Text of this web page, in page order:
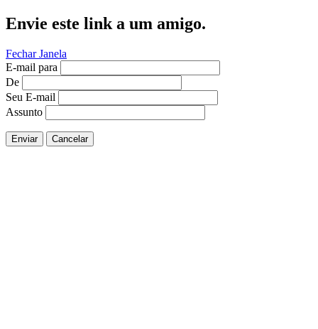
Envie este link a um amigo.
Fechar Janela
E-mail para
De
Seu E-mail
Assunto
Enviar Cancelar